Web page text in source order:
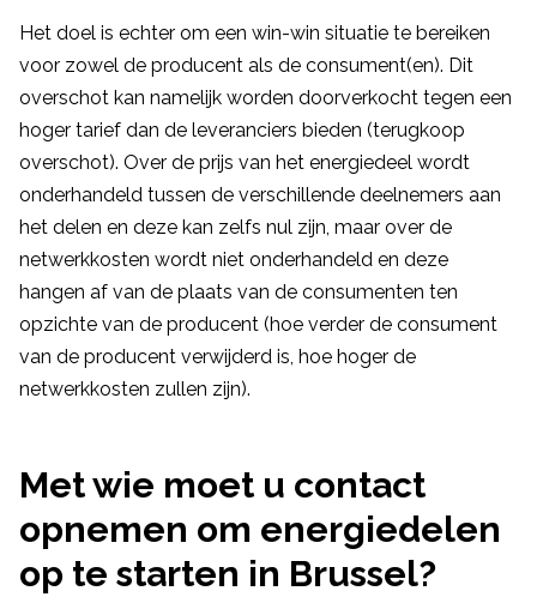
Het doel is echter om een win-win situatie te bereiken
voor zowel de producent als de consument(en). Dit
overschot kan namelijk worden doorverkocht tegen een
hoger tarief dan de leveranciers bieden (terugkoop
overschot). Over de prijs van het energiedeel wordt
onderhandeld tussen de verschillende deelnemers aan
het delen en deze kan zelfs nul zijn, maar over de
netwerkkosten wordt niet onderhandeld en deze
hangen af van de plaats van de consumenten ten
opzichte van de producent (hoe verder de consument
van de producent verwijderd is, hoe hoger de
netwerkkosten zullen zijn).
Met wie moet u contact
opnemen om energiedelen
op te starten in Brussel?